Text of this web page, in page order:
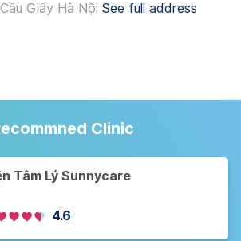
Giấy Hà Nội See full address
Clinic
Tâm Lý Sunnycare
4.6